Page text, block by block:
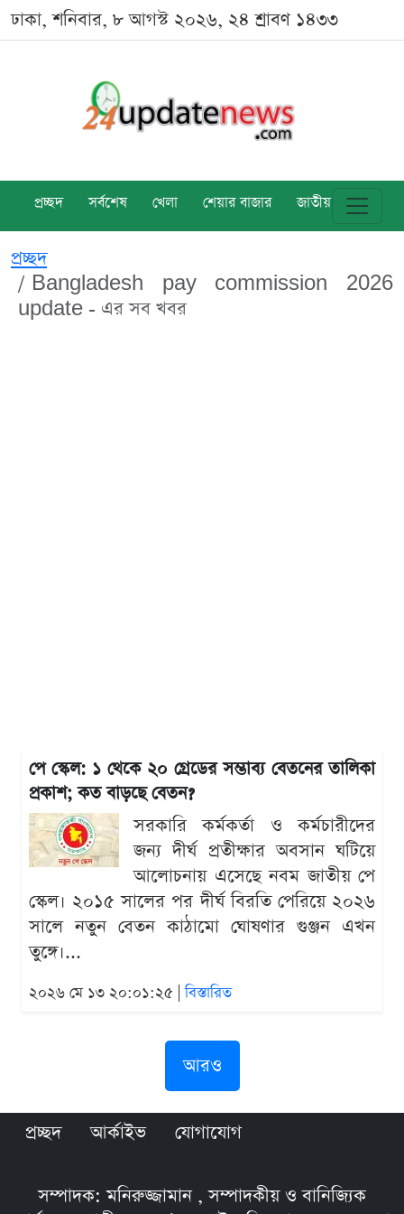
ঢাকা, শনিবার, ৮ আগস্ট ২০২৬, ২৪ শ্রাবণ ১৪৩৩
প্রচ্ছদ সর্বশেষ খেলা শেয়ার বাজার জাতীয় বিশ্ব
প্রচ্ছদ
Bangladesh pay commission 2026
update - এর সব খবর
পে স্কেল: ১ থেকে ২০ গ্রেডের সম্ভাব্য বেতনের তালিকা
প্রকাশ; কত বাড়ছে বেতন?
সরকারি কর্মকর্তা ও কর্মচারীদের
জন্য দীর্ঘ প্রতীক্ষার অবসান ঘটিয়ে
আলোচনায় এসেছে নবম জাতীয় পে
স্কেল। ২০১৫ সালের পর দীর্ঘ বিরতি পেরিয়ে ২০২৬
সালে নতুন বেতন কাঠামো ঘোষণার গুঞ্জন এখন
তুঙ্গে।...
২০২৬ মে ১৩ ২০:০১:২৫ |বিস্তারিত
আরও
প্রচ্ছদ আর্কাইভ যোগাযোগ
সম্পাদক: মনিরুজ্জামান , সম্পাদকীয় ও বানিজ্যিক